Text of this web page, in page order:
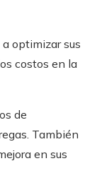
optimizar sus
costos en la
de
También
en sus